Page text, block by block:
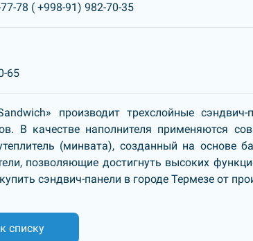
78 ( +998-91) 982-70-35
65
производит трехслойные
В качестве наполнителя применяются
(минвата), созданный на основе
позволяющие достигнуть высоких
сэндвич-панели в городе Термезе от
списку